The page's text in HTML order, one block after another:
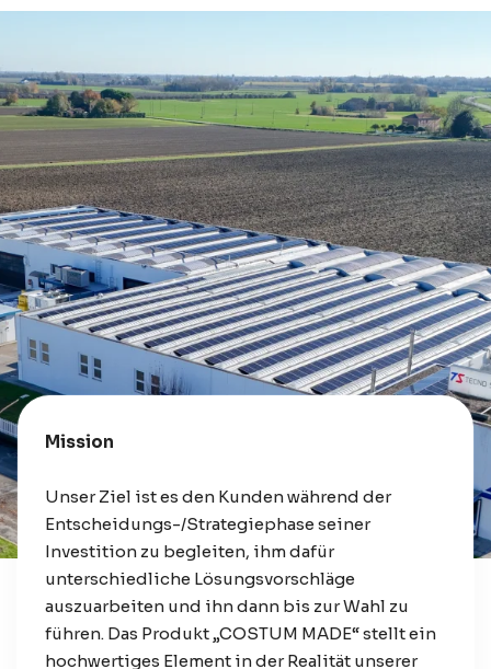
Mission
Unser Ziel ist es den Kunden während der
Entscheidungs-/Strategiephase seiner
Investition zu begleiten, ihm dafür
unterschiedliche Lösungsvorschläge
auszuarbeiten und ihn dann bis zur Wahl zu
führen. Das Produkt „COSTUM MADE“ stellt ein
hochwertiges Element in der Realität unserer